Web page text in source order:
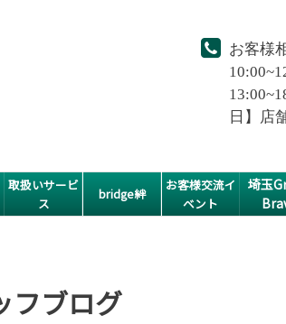
お客
日】店
取扱いサービ
ス
bridge絆
お客様交流イ
ベント
埼玉
フブログ